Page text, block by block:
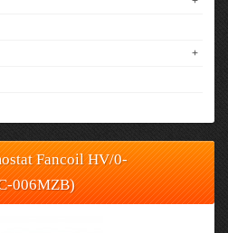
+
Fancoil HV/0-
006MZB)